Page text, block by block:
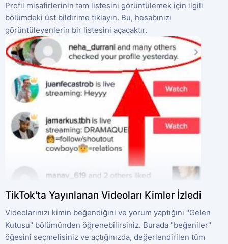
Profil misafirlerinin tam listesini görüntülemek için ilgili
bölümdeki üst bildirime tıklayın. Bu, hesabınızı
görüntüleyenlerin bir listesini açacaktır.
TikTok'ta Yayınlanan Videoları Kimler İzledi
Videolarınızı kimin beğendiğini ve yorum yaptığını "Gelen
Kutusu" bölümünden öğrenebilirsiniz. Burada "beğeniler"
öğesini seçmelisiniz ve açtığınızda, değerlendirilen tüm